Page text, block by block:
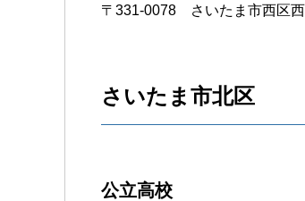
〒331-0078 さいたま市西区
さいたま市北区
公立高校